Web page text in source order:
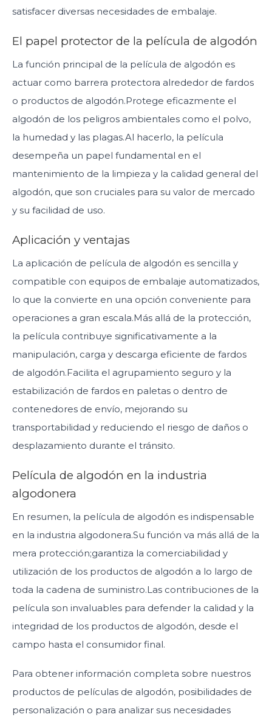
satisfacer diversas necesidades de embalaje.
El papel protector de la película de algodón
La función principal de la película de algodón es
actuar como barrera protectora alrededor de fardos
o productos de algodón.Protege eficazmente el
algodón de los peligros ambientales como el polvo,
la humedad y las plagas.Al hacerlo, la película
desempeña un papel fundamental en el
mantenimiento de la limpieza y la calidad general del
algodón, que son cruciales para su valor de mercado
y su facilidad de uso.
Aplicación y ventajas
La aplicación de película de algodón es sencilla y
compatible con equipos de embalaje automatizados,
lo que la convierte en una opción conveniente para
operaciones a gran escala.Más allá de la protección,
la película contribuye significativamente a la
manipulación, carga y descarga eficiente de fardos
de algodón.Facilita el agrupamiento seguro y la
estabilización de fardos en paletas o dentro de
contenedores de envío, mejorando su
transportabilidad y reduciendo el riesgo de daños o
desplazamiento durante el tránsito.
Película de algodón en la industria
algodonera
En resumen, la película de algodón es indispensable
en la industria algodonera.Su función va más allá de la
mera protección;garantiza la comerciabilidad y
utilización de los productos de algodón a lo largo de
toda la cadena de suministro.Las contribuciones de la
película son invaluables para defender la calidad y la
integridad de los productos de algodón, desde el
campo hasta el consumidor final.
Para obtener información completa sobre nuestros
productos de películas de algodón, posibilidades de
personalización o para analizar sus necesidades